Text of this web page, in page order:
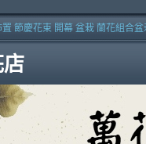
節慶花束 開幕 盆栽 蘭花組合